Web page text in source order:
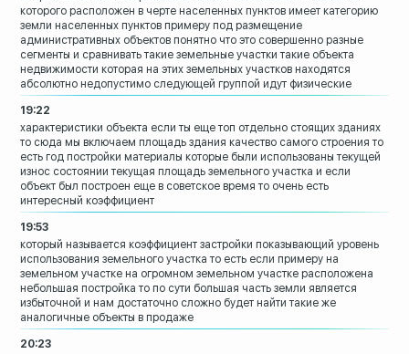
которого расположен в черте населенных пунктов имеет категорию
земли населенных пунктов примеру под размещение
административных объектов понятно что это совершенно разные
сегменты и сравнивать такие земельные участки такие объекта
недвижимости которая на этих земельных участков находятся
абсолютно недопустимо следующей группой идут физические
19:22
характеристики объекта если ты еще топ отдельно стоящих зданиях
то сюда мы включаем площадь здания качество самого строения то
есть год постройки материалы которые были использованы текущей
износ состоянии текущая площадь земельного участка и если
объект был построен еще в советское время то очень есть
интересный коэффициент
19:53
который называется коэффициент застройки показывающий уровень
использования земельного участка то есть если примеру на
земельном участке на огромном земельном участке расположена
небольшая постройка то по сути большая часть земли является
избыточной и нам достаточно сложно будет найти такие же
аналогичные объекты в продаже
20:23